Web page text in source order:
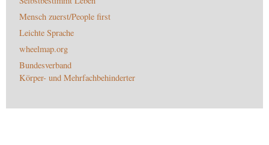
Mensch zuerst/People first
Leichte Sprache
wheelmap.org
Bundesverband
Körper- und Mehrfachbehinderter